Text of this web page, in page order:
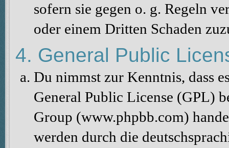
sofern sie gegen o. g. Regeln
oder einem Dritten Schaden
4. General Public
Du nimmst zur Kenntnis, dass
General Public License (GPL)
Group (www.phpbb.com)
werden durch die